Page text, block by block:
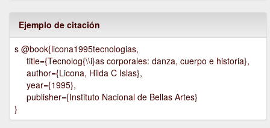
Ejemplo de citación
s @book{licona1995tecnologias,
title={Tecnolog{\\i}as corporales: danza, cuerpo e historia},
author={Licona, Hilda C Islas},
year={1995},
publisher={Instituto Nacional de Bellas Artes}
}